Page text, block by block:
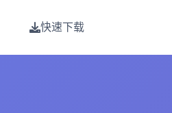
快速下载